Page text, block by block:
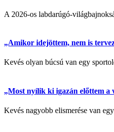
A 2026-os labdarúgó-
„Amikor idejöttem, nem is
Kevés olyan búcsú van egy
„Most nyílik ki igazán előttem a
Kevés nagyobb elismerése van